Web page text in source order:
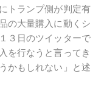
トランプ側が判定有
の大量購入に動くシ
３日のツイッターで
を行なうと言ってき
かもしれない」と述